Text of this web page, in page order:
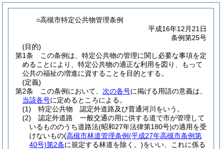
○高槻市特定公共物管理条例
平成16年12月21日
条例第25号
(目的)
第1条
この条例は、特定公共物の管理に関し必要な事項を定
めることにより、特定公共物の適正な利用を図り、もって
公共の福祉の増進に資することを目的とする。
(定義)
第2条
この条例において、 次の各号に掲げる用語の意義は、
当該各号に定めるところによる。
(1)
特定公共物 認定外道路及び普通河川をいう。
(2)
認定外道路 一般交通の用に供する道で市が管理して
いるもののうち道路法(昭和27年法律第180号)の適用を受
けないもの(高槻市林道管理条例(平成27年高槻市条例第
40号)第2条に規定する林道を除く。)をいい、これに係る